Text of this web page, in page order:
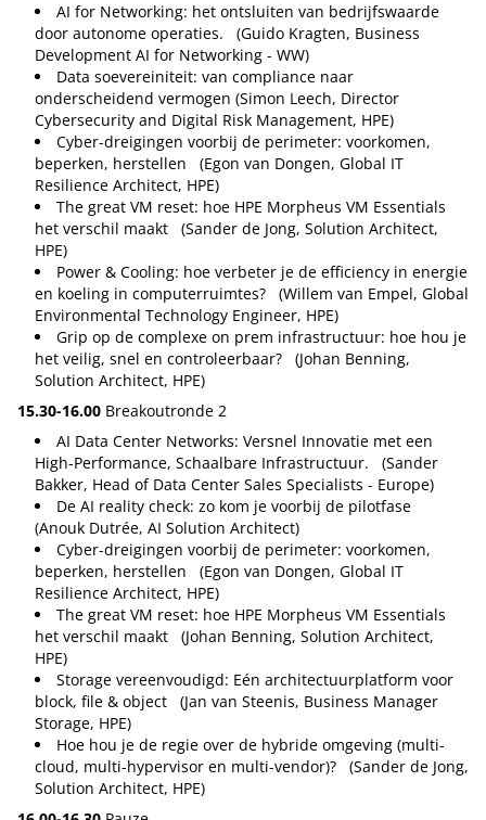
AI for Networking: het ontsluiten van bedrijfswaarde
door autonome operaties. (Guido Kragten, Business
Development AI for Networking - WW)
Data soevereiniteit: van compliance naar
onderscheidend vermogen (Simon Leech, Director
Cybersecurity and Digital Risk Management, HPE)
Cyber-dreigingen voorbij de perimeter: voorkomen,
beperken, herstellen (Egon van Dongen, Global IT
Resilience Architect, HPE)
The great VM reset: hoe HPE Morpheus VM Essentials
het verschil maakt (Sander de Jong, Solution Architect,
HPE)
Power & Cooling: hoe verbeter je de efficiency in energie
en koeling in computerruimtes? (Willem van Empel, Global
Environmental Technology Engineer, HPE)
Grip op de complexe on prem infrastructuur: hoe hou je
het veilig, snel en controleerbaar? (Johan Benning,
Solution Architect, HPE)
15.30-16.00 Breakoutronde 2
AI Data Center Networks: Versnel Innovatie met een
High-Performance, Schaalbare Infrastructuur. (Sander
Bakker, Head of Data Center Sales Specialists - Europe)
De AI reality check: zo kom je voorbij de pilotfase
(Anouk Dutrée, AI Solution Architect)
Cyber-dreigingen voorbij de perimeter: voorkomen,
beperken, herstellen (Egon van Dongen, Global IT
Resilience Architect, HPE)
The great VM reset: hoe HPE Morpheus VM Essentials
het verschil maakt (Johan Benning, Solution Architect,
HPE)
Storage vereenvoudigd: Eén architectuurplatform voor
block, file & object (Jan van Steenis, Business Manager
Storage, HPE)
Hoe hou je de regie over de hybride omgeving (multi-
cloud, multi-hypervisor en multi-vendor)? (Sander de Jong,
Solution Architect, HPE)